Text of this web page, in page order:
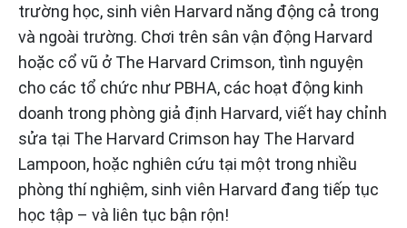
trường học, sinh viên Harvard năng động cả trong
và ngoài trường. Chơi trên sân vận động Harvard
hoặc cổ vũ ở The Harvard Crimson, tình nguyện
cho các tổ chức như PBHA, các hoạt động kinh
doanh trong phòng giả định Harvard, viết hay chỉnh
sửa tại The Harvard Crimson hay The Harvard
Lampoon, hoặc nghiên cứu tại một trong nhiều
phòng thí nghiệm, sinh viên Harvard đang tiếp tục
học tập – và liên tục bận rộn!